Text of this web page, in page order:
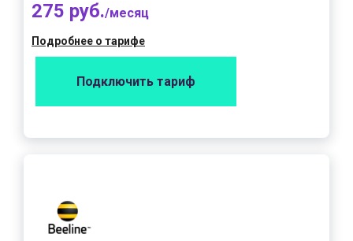
275 руб./месяц
Подробнее о тарифе
Подключить тариф